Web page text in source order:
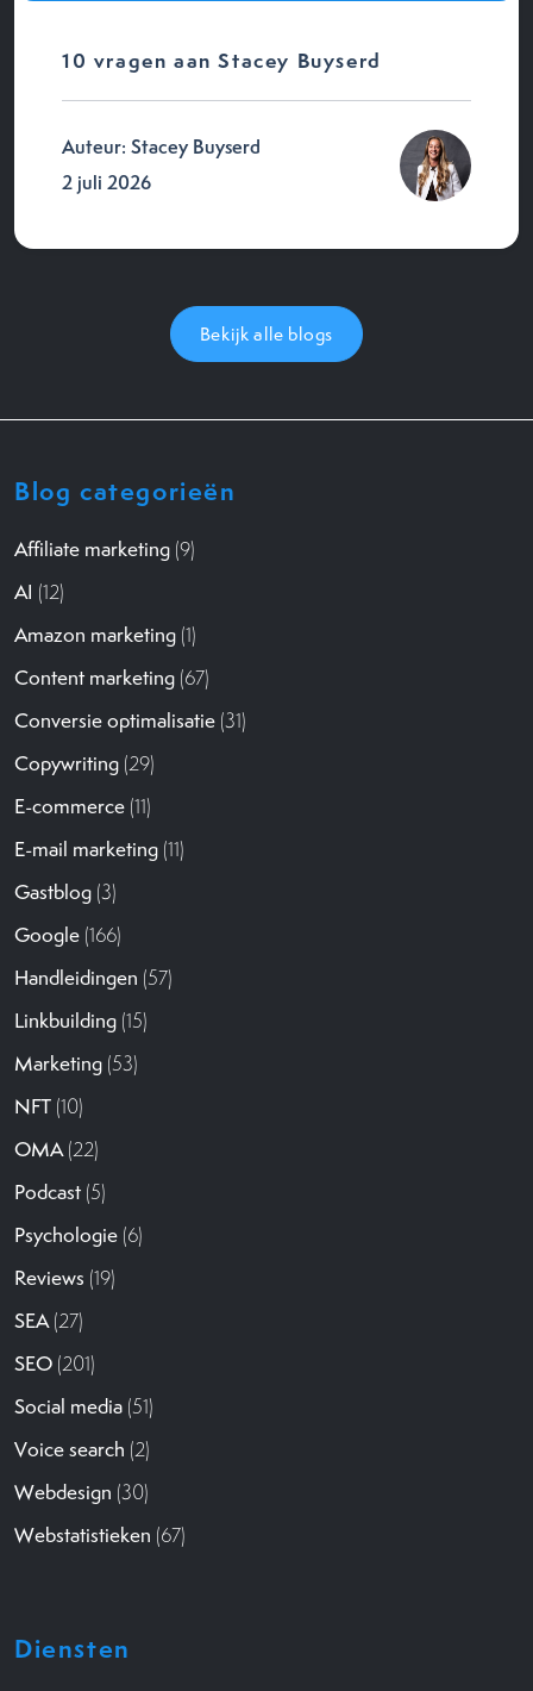
10 vragen aan Stacey Buyserd
Auteur: Stacey Buyserd
2 juli 2026
Bekijk alle blogs
Blog categorieën
Affiliate marketing (9)
AI (12)
Amazon marketing (1)
Content marketing (67)
Conversie optimalisatie (31)
Copywriting (29)
E-commerce (11)
E-mail marketing (11)
Gastblog (3)
Google (166)
Handleidingen (57)
Linkbuilding (15)
Marketing (53)
NFT (10)
OMA(22)
Podcast (5)
Psychologie (6)
Reviews (19)
SEA(27)
SEO (201)
Social media (51)
Voice search (2)
Webdesign (30)
Webstatistieken (67)
Diensten